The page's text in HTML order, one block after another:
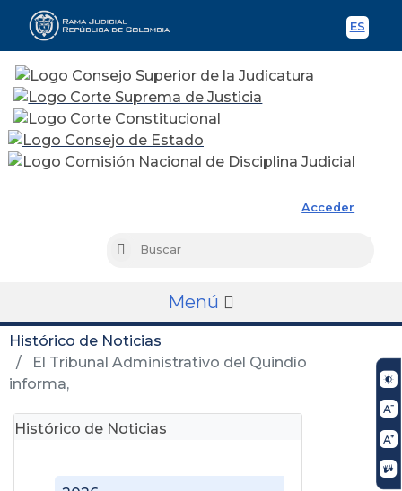
ES
Acceder
Buscar
Menú
Histórico de Noticias
El Tribunal Administrativo del Quindío
informa,
Histórico de Noticias